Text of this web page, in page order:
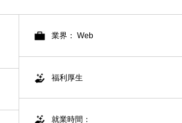
業界： Web
福利厚生
就業時間：